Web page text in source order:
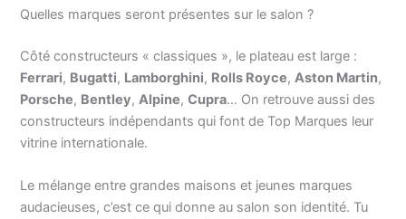
Quelles marques seront présentes sur le salon ?
Côté constructeurs « classiques », le plateau est large :
Ferrari, Bugatti, Lamborghini, Rolls Royce,Aston Martin,
Porsche, Bentley,Alpine,Cupra… On retrouve aussi des
constructeurs indépendants qui font de Top Marques leur
vitrine internationale.
Le mélange entre grandes maisons et jeunes marques
audacieuses, c’est ce qui donne au salon son identité. Tu